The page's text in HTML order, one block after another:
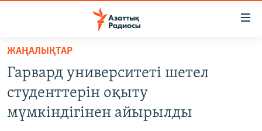
Skip
main
content
to
САЯСАТ
AZATTYQTV
ЖАҢАЛЫҚТАР
Гарвард университеті шетел
студенттерін оқыту
мүмкіндігінен айырылды